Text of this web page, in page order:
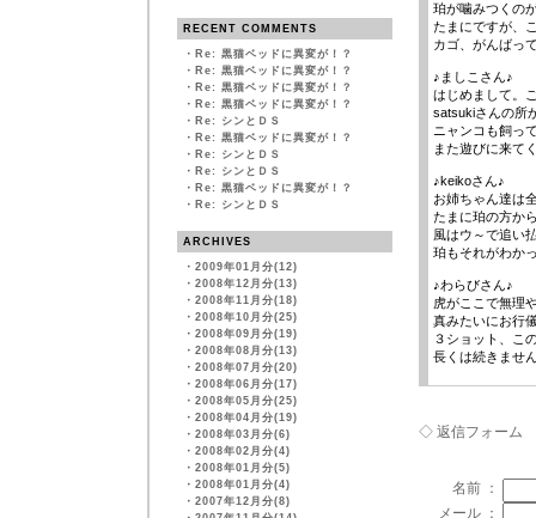
RECENT COMMENTS
・ Re: 黒猫ベッドに異変が！？
・ Re: 黒猫ベッドに異変が！？
・ Re: 黒猫ベッドに異変が！？
・ Re: 黒猫ベッドに異変が！？
・ Re: シンとＤＳ
・ Re: 黒猫ベッドに異変が！？
・ Re: シンとＤＳ
・ Re: シンとＤＳ
・ Re: 黒猫ベッドに異変が！？
・ Re: シンとＤＳ
ARCHIVES
・ 2009年01月分(12)
・ 2008年12月分(13)
・ 2008年11月分(18)
・ 2008年10月分(25)
・ 2008年09月分(19)
・ 2008年08月分(13)
・ 2008年07月分(20)
・ 2008年06月分(17)
・ 2008年05月分(25)
・ 2008年04月分(19)
・ 2008年03月分(6)
・ 2008年02月分(4)
・ 2008年01月分(5)
・ 2008年01月分(4)
・ 2007年12月分(8)
珀が噛みつくの
たまにですが、
カゴ、がんばっ
♪ましこさん♪
はじめまして。
satsukiさんの所
ニャンコも飼っ
また遊びに来て
♪keikoさん♪
お姉ちゃん達は
たまに珀の方か
風はウ～で追い
珀もそれがわか
♪わらびさん♪
虎がここで無理
真みたいにお行
３ショット、こ
長くは続きませ
◇ 返信フォーム
名前 ：
メール ：